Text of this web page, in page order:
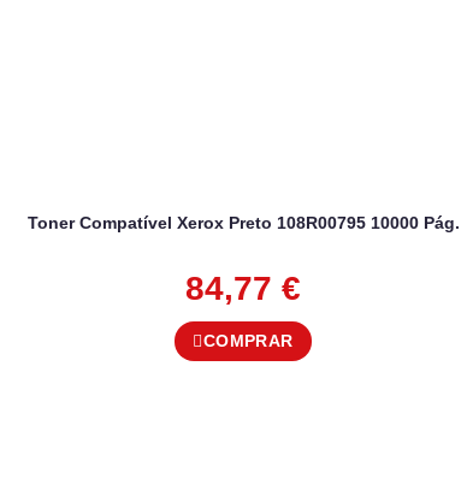
Toner Compatível Xerox Preto 108R00795 10000 Pág.
84,77 €
COMPRAR